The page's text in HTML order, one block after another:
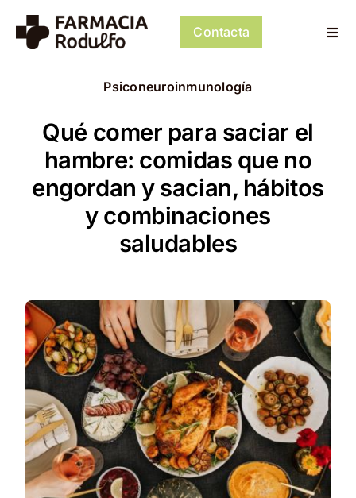
contenido
Dermocosmética
Servicios
Mi cuenta
Contacta
Psiconeuroinmunología
Qué comer para saciar el
hambre: comidas que no
engordan y sacian, hábitos
y combinaciones
saludables